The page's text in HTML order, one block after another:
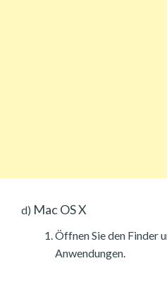
d) Mac OS X
Öffnen Sie den Finder
Anwendungen.